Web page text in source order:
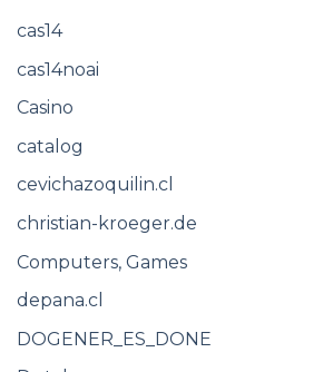
cas14
cas14noai
Casino
catalog
cevichazoquilin.cl
christian-kroeger.de
Computers, Games
depana.cl
DOGENER_ES_DONE